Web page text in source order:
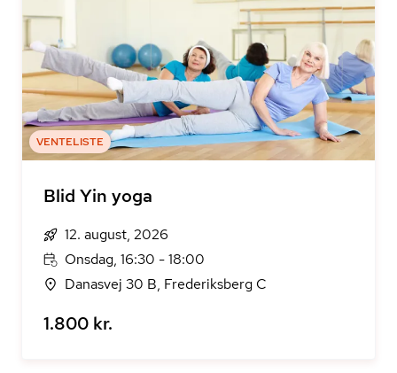
VENTELISTE
Blid Yin yoga
12. august, 2026
Onsdag, 16:30 - 18:00
Danasvej 30 B, Frederiksberg C
1.800 kr.